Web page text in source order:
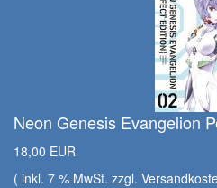
Neon Genesis Evangelion
18,00 EUR
( inkl. 7 % MwSt. zzgl.